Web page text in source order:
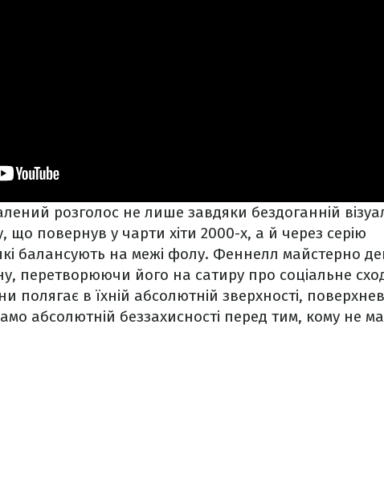
розголос не лише завдяки бездоганній
що повернув у чарти хіти 2000-х, а й через серію
балансують на межі фолу. Феннелл майстерно
перетворюючи його на сатиру про соціальне
полягає в їхній абсолютній зверхності,
абсолютній беззахисності перед тим, кому не